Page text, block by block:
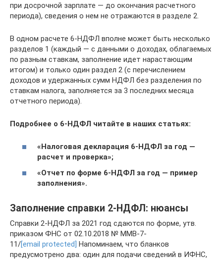
при досрочной зарплате — до окончания расчетного
периода), сведения о нем не отражаются в разделе 2.
В одном расчете 6-НДФЛ вполне может быть несколько
разделов 1 (каждый — с данными о доходах, облагаемых
по разным ставкам, заполнение идет нарастающим
итогом) и только один раздел 2 (с перечислением
доходов и удержанных сумм НДФЛ без разделения по
ставкам налога, заполняется за 3 последних месяца
отчетного периода).
Подробнее о 6-НДФЛ читайте в наших статьях:
«Налоговая декларация 6-НДФЛ за год —
расчет и проверка»;
«Отчет по форме 6-НДФЛ за год — пример
заполнения».
Заполнение справки 2-НДФЛ: нюансы
Справки 2-НДФЛ за 2021 год сдаются по форме, утв.
приказом ФНС от 02.10.2018 № ММВ-7-
11/[email protected] Напоминаем, что бланков
предусмотрено два: один для подачи сведений в ИФНС,